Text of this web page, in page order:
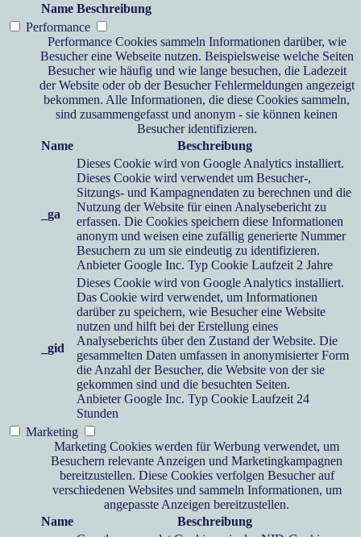
Name Beschreibung
Performance
Performance Cookies sammeln Informationen darüber, wie
Besucher eine Webseite nutzen. Beispielsweise welche Seiten
Besucher wie häufig und wie lange besuchen, die Ladezeit
der Website oder ob der Besucher Fehlermeldungen angezeigt
bekommen. Alle Informationen, die diese Cookies sammeln,
sind zusammengefasst und anonym - sie können keinen
Besucher identifizieren.
Name
Beschreibung
_ga
Dieses Cookie wird von Google Analytics installiert.
Dieses Cookie wird verwendet um Besucher-,
Sitzungs- und Kampagnendaten zu berechnen und die
Nutzung der Website für einen Analysebericht zu
erfassen. Die Cookies speichern diese Informationen
anonym und weisen eine zufällig generierte Nummer
Besuchern zu um sie eindeutig zu identifizieren.
Anbieter Google Inc. Typ Cookie Laufzeit 2 Jahre
_gid
Dieses Cookie wird von Google Analytics installiert.
Das Cookie wird verwendet, um Informationen
darüber zu speichern, wie Besucher eine Website
nutzen und hilft bei der Erstellung eines
Analyseberichts über den Zustand der Website. Die
gesammelten Daten umfassen in anonymisierter Form
die Anzahl der Besucher, die Website von der sie
gekommen sind und die besuchten Seiten.
Anbieter Google Inc. Typ Cookie Laufzeit 24
Stunden
Marketing
Marketing Cookies werden für Werbung verwendet, um
Besuchern relevante Anzeigen und Marketingkampagnen
bereitzustellen. Diese Cookies verfolgen Besucher auf
verschiedenen Websites und sammeln Informationen, um
angepasste Anzeigen bereitzustellen.
Name
Beschreibung